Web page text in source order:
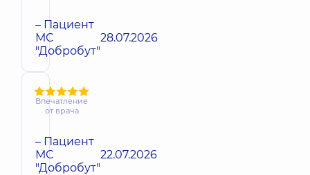
– Пациент
МС
"Добробут"
28.07.2026
Впечатление
от врача
– Пациент
МС
"Добробут"
22.07.2026